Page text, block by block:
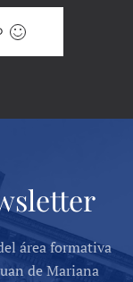
área formativa
de Mariana